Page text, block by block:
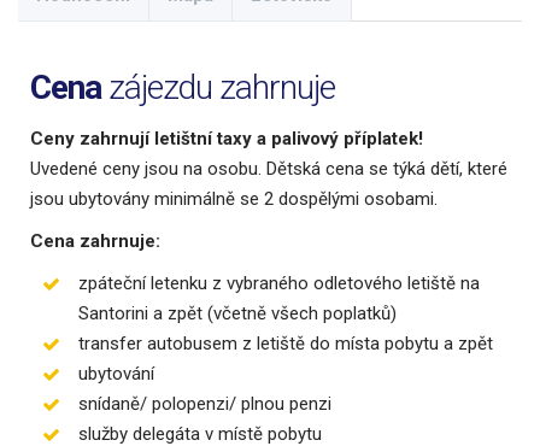
Cenazájezdu zahrnuje
Ceny zahrnují letištní taxy a palivový příplatek!
Uvedené ceny jsou na osobu. Dětská cena se týká dětí, které
jsou ubytovány minimálně se 2 dospělými osobami.
Cena zahrnuje:
zpáteční letenku z vybraného odletového letiště na
Santorini a zpět (včetně všech poplatků)
transfer autobusem z letiště do místa pobytu a zpět
ubytování
snídaně/ polopenzi/ plnou penzi
služby delegáta v místě pobytu